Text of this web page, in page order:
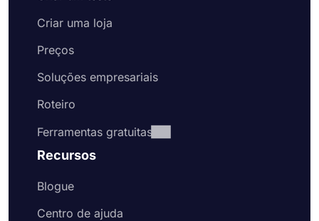
Criar uma loja
Preços
Soluções empresariais
Roteiro
Ferramentas gratuitas
Recursos
Blogue
Centro de ajuda